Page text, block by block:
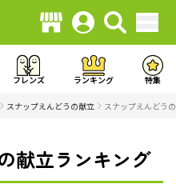
フレンズ ランキング 特集
スナップえんどうの献立 スナップえんどう
献立ランキング